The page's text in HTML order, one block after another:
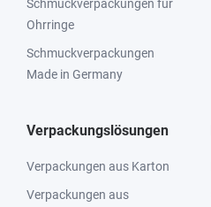
Schmuckverpackungen für
Ohrringe
Schmuckverpackungen
Made in Germany
Verpackungslösungen
Verpackungen aus Karton
Verpackungen aus